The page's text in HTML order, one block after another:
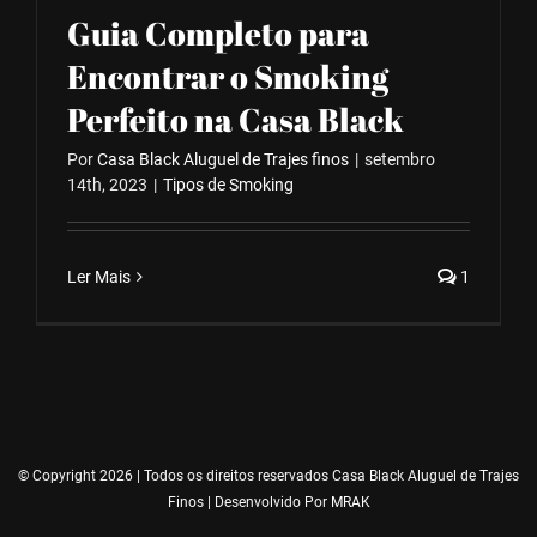
Guia Completo para
Encontrar o Smoking
Perfeito na Casa Black
PorCasa Black Aluguel de Trajes finos | setembro
14th, 2023 | Tipos de Smoking
Ler Mais 1
© Copyright 2026 | Todos os direitos reservados Casa Black Aluguel de Trajes
Finos | Desenvolvido Por MRAK